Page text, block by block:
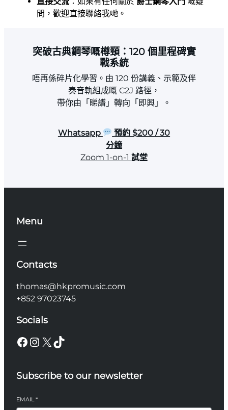
問，歡迎直接聯絡我哋。
突破古典鋼琴嘅樽頸：120 個里程碑實
戰系統
唔再係碎片化學習。由 120 份講義、示範及伴
奏音軌組成嘅 C2J 路徑，
帶你由「睇譜」轉向「即興」。
Whatsapp
預約 $200 / 30
分鐘
Zoom 1-on-1 試堂
Menu
Contacts
thomas@hkpromusic.com
+852 97023745
Socials
Facebook Instagram X TikTok
Subscribe to our newsletter
EMAIL *